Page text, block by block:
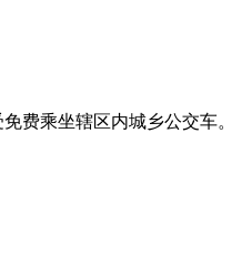
费乘坐辖区内城乡公交车。